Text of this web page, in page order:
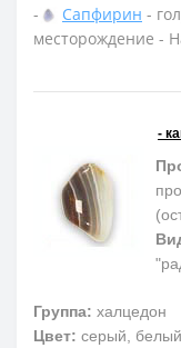
- Сапфирин -
месторождение -
-
Группа: халцедон
Цвет: серый,